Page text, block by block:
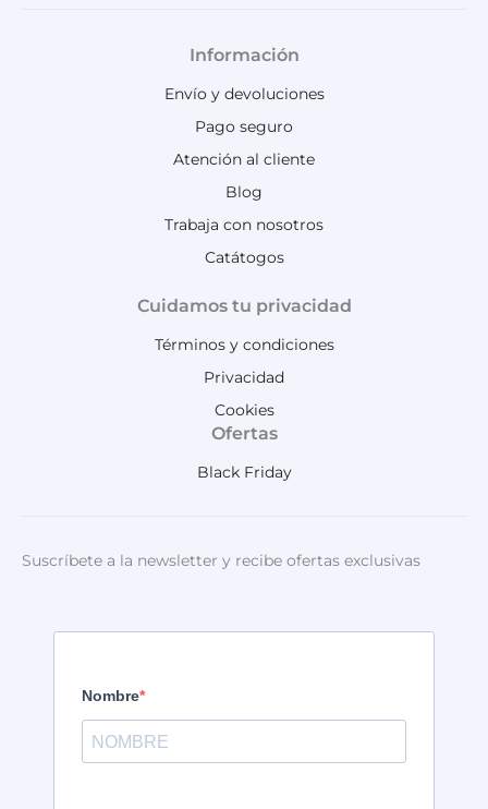
Información
Envío y devoluciones
Pago seguro
Atención al cliente
Blog
Trabaja con nosotros
Catátogos
Cuidamos tu privacidad
Términos y condiciones
Privacidad
Cookies
Ofertas
Black Friday
Suscríbete a la newsletter y recibe ofertas exclusivas